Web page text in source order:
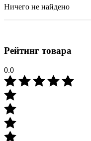
Ничего не найдено
Рейтинг товара
0.0